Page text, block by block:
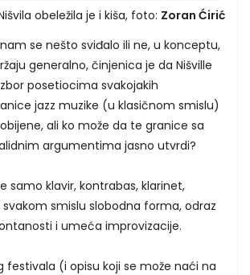
obeležila je i kiša, foto: Zoran Ćirić
se nešto sviđalo ili ne, u konceptu,
generalno, činjenica je da Nišville
posetiocima svakojakih
jazz muzike (u klasičnom smislu)
ali ko može da te granice sa
argumentima jasno utvrdi?
samo klavir, kontrabas, klarinet,
smislu slobodna forma, odraz
i umeća improvizacije.
festivala (i opisu koji se može naći na